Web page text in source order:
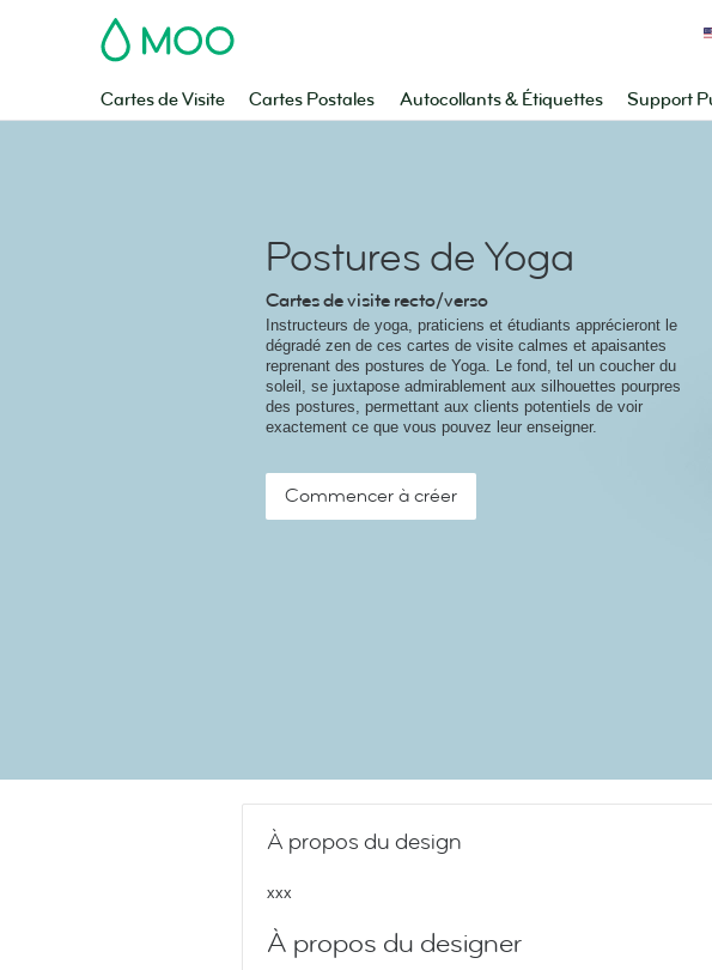
MOO
Cartes de Visite Cartes Postales Autocollants & Étiquettes Support
Postures de Yoga
Cartes de visite recto/verso
Instructeurs de yoga, praticiens et étudiants apprécieront le
dégradé zen de ces cartes de visite calmes et apaisantes
reprenant des postures de Yoga. Le fond, tel un coucher du
soleil, se juxtapose admirablement aux silhouettes pourpres
des postures, permettant aux clients potentiels de voir
exactement ce que vous pouvez leur enseigner.
Commencer à créer
À propos du design
xxx
À propos du designer